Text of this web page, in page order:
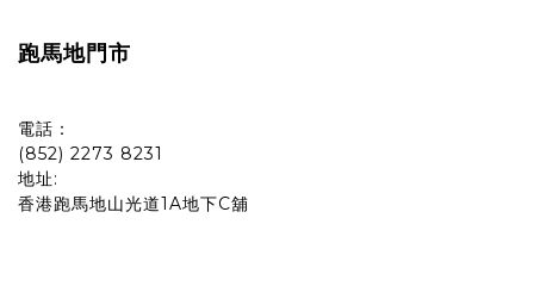
跑馬地門市
電話：
(852) 2273 8231
地址:
香港跑馬地山光道1A地下C舖